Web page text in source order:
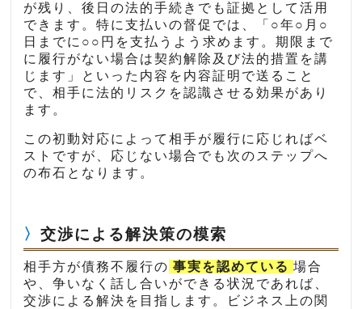
が残り、後日の法的手続きでも証拠として活用
できます。特に支払いの督促では、「○年○月○
日までに○○円を支払うよう求めます。期限まで
に履行がない場合は契約解除及び法的措置を講
じます」といった内容を内容証明で送ること
で、相手に法的リスクを認識させる効果があり
ます。
この初動対応によって相手が履行に応じればベ
ストですが、応じない場合でも次のステップへ
の布石となります。
交渉による解決策の模索
相手方が債務不履行の 事実を認めている 場合
や、争いなく話し合いができる状況であれば、
交渉による解決を目指します。ビジネス上の関